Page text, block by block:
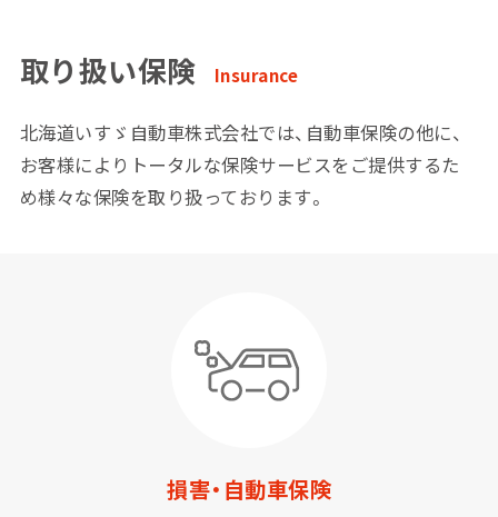
取り扱い保険 Insurance
北海道いすゞ自動車株式会社では、自動車保険の他に、
お客様によりトータルな保険サービスをご提供するた
め様々な保険を取り扱っております。
損害・自動車保険